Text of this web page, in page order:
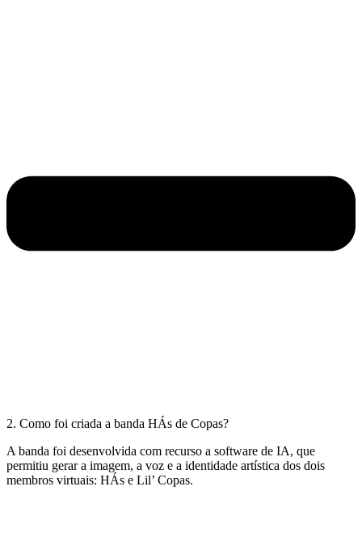
2. Como foi criada a banda HÁs de Copas?
A banda foi desenvolvida com recurso a software de IA, que
permitiu gerar a imagem, a voz e a identidade artística dos dois
membros virtuais: HÁs e Lil’ Copas.